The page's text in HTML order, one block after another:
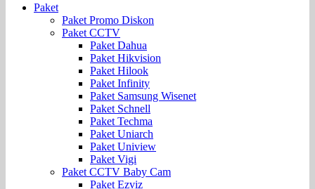
Paket
Paket Promo Diskon
Paket CCTV
Paket Dahua
Paket Hikvision
Paket Hilook
Paket Infinity
Paket Samsung Wisenet
Paket Schnell
Paket Techma
Paket Uniarch
Paket Uniview
Paket Vigi
Paket CCTV Baby Cam
Paket Ezviz